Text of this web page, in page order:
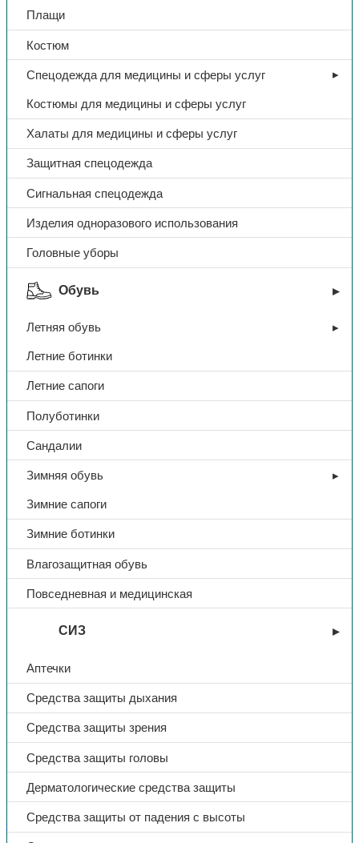
Плащи
Костюм
Спецодежда для медицины и сферы услуг
Костюмы для медицины и сферы услуг
Халаты для медицины и сферы услуг
Защитная спецодежда
Сигнальная спецодежда
Изделия одноразового использования
Головные уборы
Обувь
Летняя обувь
Летние ботинки
Летние сапоги
Полуботинки
Сандалии
Зимняя обувь
Зимние сапоги
Зимние ботинки
Влагозащитная обувь
Повседневная и медицинская
СИЗ
Аптечки
Средства защиты дыхания
Средства защиты зрения
Средства защиты головы
Дерматологические средства защиты
Средства защиты от падения с высоты
СИЗ